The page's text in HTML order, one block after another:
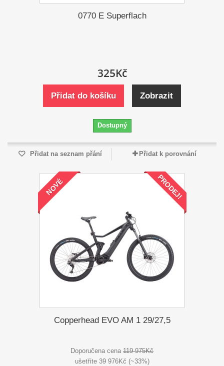
0770 E Superflach
325Kč
Přidat do košíku Zobrazit
Dostupný
Přidat na seznam přání Přidat k porovnání
NOVÉ PRODEJ!
Copperhead EVO AM 1 29/27,5
Doporučena cena 119 975Kč
ušetříte 39 976Kč (~33%)